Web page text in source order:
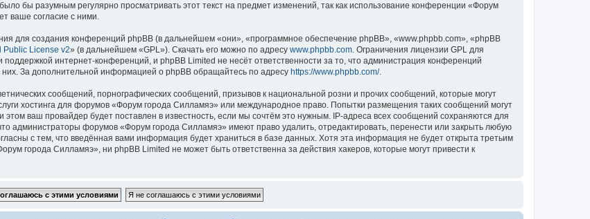
бы разумным регулярно просматривать этот текст на предмет изменений, так как использование конференции «Форум
ваше согласие с ними.
для создания конференций phpBB (в дальнейшем «они», «программное обеспечение phpBB», «www.phpbb.com», «phpBB
Public License v2» (в дальнейшем «GPL»). Скачать его можно по адресу www.phpbb.com. Ограничения лицензии GPL для
интернет-конференций, и phpBB Limited не несёт ответственности за то, что администрация конференций
За дополнительной информацией о phpBB обращайтесь по адресу https://www.phpbb.com/.
сообщений, порнографических сообщений, призывов к национальной розни и прочих сообщений, которые могут
хостинга для форумов «Форум города Силламяэ» или международное право. Попытки размещения таких сообщений могут
ваш провайдер будет поставлен в известность, если мы сочтём это нужным. IP-адреса всех сообщений сохраняются для
администраторы форумов «Форум города Силламяэ» имеют право удалить, отредактировать, перенести или закрыть любую
с тем, что введённая вами информация будет храниться в базе данных. Хотя эта информация не будет открыта третьим
города Силламяэ», ни phpBB Limited не может быть ответственна за действия хакеров, которые могут привести к